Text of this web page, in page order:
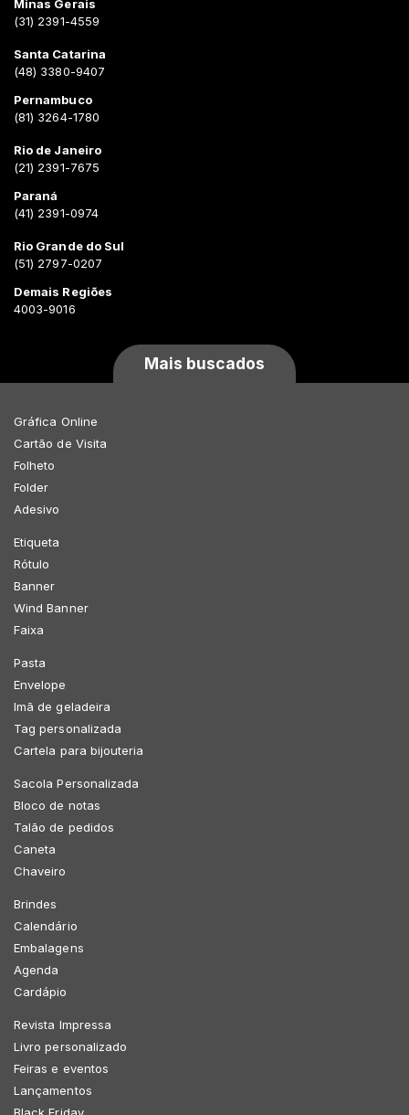
Minas Gerais
(31) 2391-4559
Santa Catarina
(48) 3380-9407
Pernambuco
(81) 3264-1780
Rio de Janeiro
(21) 2391-7675
Paraná
(41) 2391-0974
Rio Grande do Sul
(51) 2797-0207
Demais Regiões
4003-9016
Mais buscados
Gráfica Online
Cartão de Visita
Folheto
Folder
Adesivo
Etiqueta
Rótulo
Banner
Wind Banner
Faixa
Pasta
Envelope
Imã de geladeira
Tag personalizada
Cartela para bijouteria
Sacola Personalizada
Bloco de notas
Talão de pedidos
Caneta
Chaveiro
Brindes
Calendário
Embalagens
Agenda
Cardápio
Revista Impressa
Livro personalizado
Feiras e eventos
Lançamentos
Black Friday